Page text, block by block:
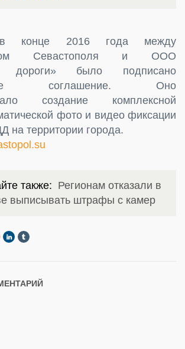
конце 2016 года между
Севастополя и ООО
дороги» было подписано
соглашение. Оно
создание комплексной
фото и видео фиксации
на территории города.
также: Регионам отказали в
выписывать штрафы с камер